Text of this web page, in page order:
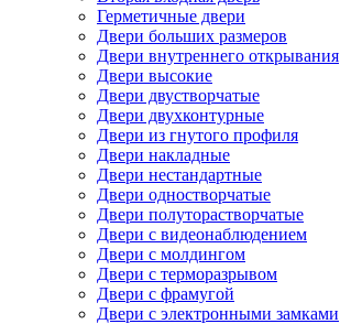
Герметичные двери
Двери больших размеров
Двери внутреннего открывания
Двери высокие
Двери двустворчатые
Двери двухконтурные
Двери из гнутого профиля
Двери накладные
Двери нестандартные
Двери одностворчатые
Двери полуторастворчатые
Двери с видеонаблюдением
Двери с молдингом
Двери с терморазрывом
Двери с фрамугой
Двери с электронными замками